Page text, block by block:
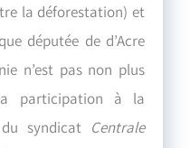
la déforestation) et
députée de d’Acre
n’est pas non plus
participation à la
syndicat Centrale